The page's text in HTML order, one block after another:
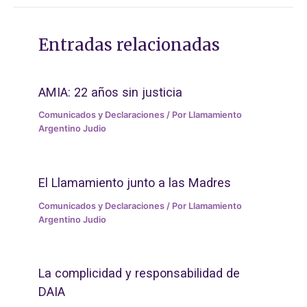
Entradas relacionadas
AMIA: 22 años sin justicia
Comunicados y Declaraciones / Por Llamamiento
Argentino Judio
El Llamamiento junto a las Madres
Comunicados y Declaraciones / Por Llamamiento
Argentino Judio
La complicidad y responsabilidad de
DAIA